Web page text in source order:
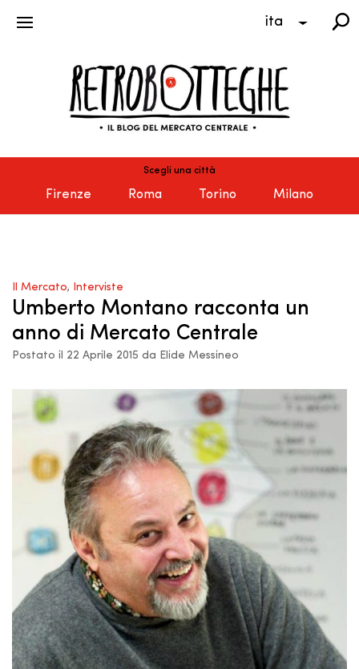
ita
Scegli una città
Firenze Roma Torino Milano
Il Mercato, Interviste
Umberto Montano racconta un
anno di Mercato Centrale
Postato il 22 Aprile 2015 da Elide Messineo